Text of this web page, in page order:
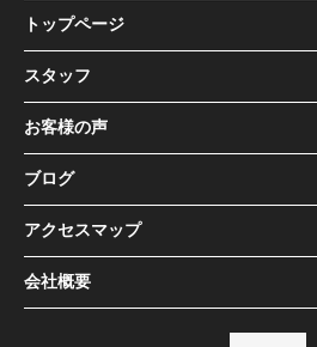
トップページ
スタッフ
お客様の声
ブログ
アクセスマップ
会社概要